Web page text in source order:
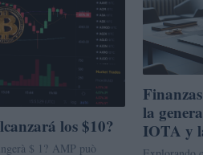
los $10?
$ 1? AMP può
la
IOTA y